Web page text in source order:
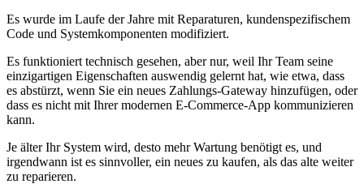
Es wurde im Laufe der Jahre mit Reparaturen, kundenspezifischem
Code und Systemkomponenten modifiziert.
Es funktioniert technisch gesehen, aber nur, weil Ihr Team seine
einzigartigen Eigenschaften auswendig gelernt hat, wie etwa, dass
es abstürzt, wenn Sie ein neues Zahlungs-Gateway hinzufügen, oder
dass es nicht mit Ihrer modernen E-Commerce-App kommunizieren
kann.
Je älter Ihr System wird, desto mehr Wartung benötigt es, und
irgendwann ist es sinnvoller, ein neues zu kaufen, als das alte weiter
zu reparieren.